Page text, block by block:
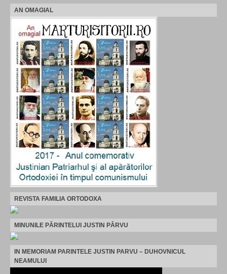
AN OMAGIAL
REVISTA FAMILIA ORTODOXA
MINUNILE PĂRINTELUI JUSTIN PÂRVU
IN MEMORIAM PARINTELE JUSTIN PARVU – DUHOVNICUL
NEAMULUI